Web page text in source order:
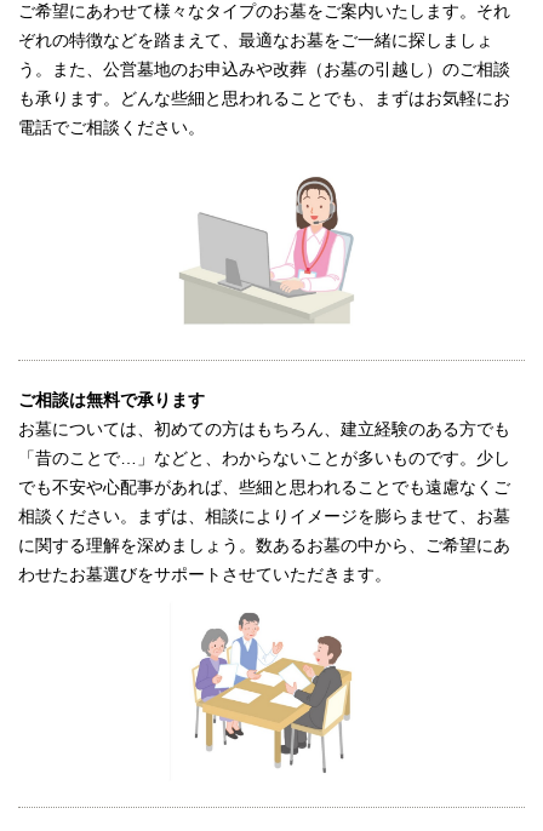
ご希望にあわせて様々なタイプのお墓をご案内いたします。それ
ぞれの特徴などを踏まえて、最適なお墓をご一緒に探しましょ
う。また、公営墓地のお申込みや改葬（お墓の引越し）のご相談
も承ります。どんな些細と思われることでも、まずはお気軽にお
電話でご相談ください。
ご相談は無料で承ります
お墓については、初めての方はもちろん、建立経験のある方でも
「昔のことで…」などと、わからないことが多いものです。少し
でも不安や心配事があれば、些細と思われることでも遠慮なくご
相談ください。まずは、相談によりイメージを膨らませて、お墓
に関する理解を深めましょう。数あるお墓の中から、ご希望にあ
わせたお墓選びをサポートさせていただきます。